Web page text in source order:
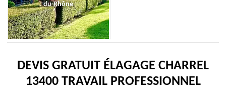
du-Rhône
DEVIS GRATUIT ÉLAGAGE CHARREL
13400 TRAVAIL PROFESSIONNEL